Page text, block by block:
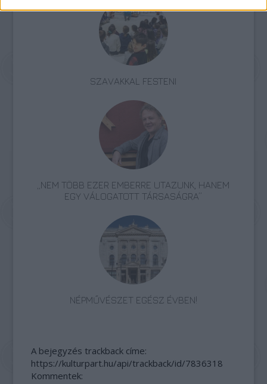
SZAVAKKAL FESTENI
„NEM TÖBB EZER EMBERRE UTAZUNK, HANEM
EGY VÁLOGATOTT TÁRSASÁGRA”
NÉPMŰVÉSZET EGÉSZ ÉVBEN!
A bejegyzés trackback címe:
https://kulturpart.hu/api/trackback/id/7836318
Kommentek: